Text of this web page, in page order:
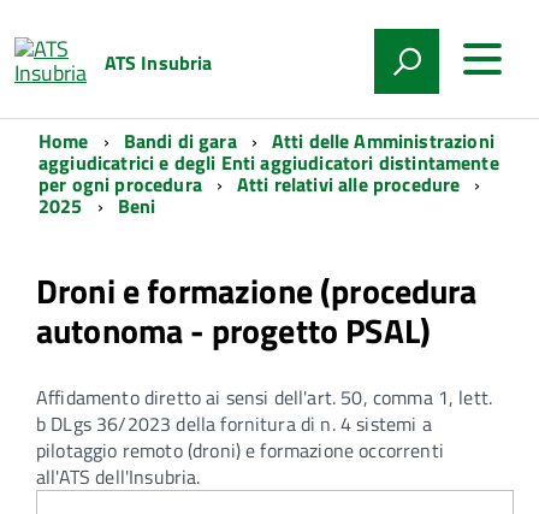
ATS Insubria
Home Bandi di gara Atti delle Amministrazioni
aggiudicatrici e degli Enti aggiudicatori distintamente
per ogni procedura Atti relativi alle procedure
2025 Beni
Droni e formazione (procedura
autonoma - progetto PSAL)
Affidamento diretto ai sensi dell'art. 50, comma 1, lett.
b DLgs 36/2023 della fornitura di n. 4 sistemi a
pilotaggio remoto (droni) e formazione occorrenti
all'ATS dell'Insubria.